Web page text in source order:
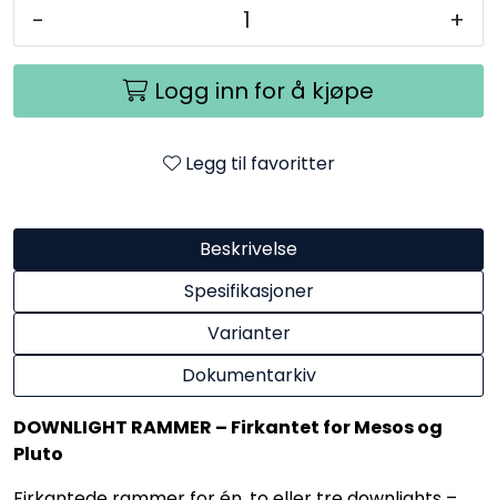
- +
Logg inn for å kjøpe
Legg til favoritter
Beskrivelse
Spesifikasjoner
Varianter
Dokumentarkiv
DOWNLIGHT RAMMER – Firkantet for Mesos og
Pluto